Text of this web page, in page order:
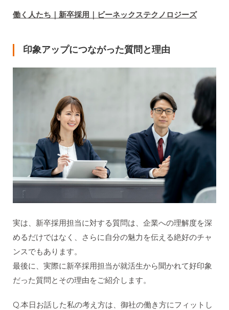
働く人たち｜新卒採用｜ビーネックステクノロジーズ
印象アップにつながった質問と理由
実は、新卒採用担当に対する質問は、企業への理解度を深
めるだけではなく、さらに自分の魅力を伝える絶好のチャ
ンスでもあります。
最後に、実際に新卒採用担当が就活生から聞かれて好印象
だった質問とその理由をご紹介します。
Q.本日お話した私の考え方は、御社の働き方にフィットし